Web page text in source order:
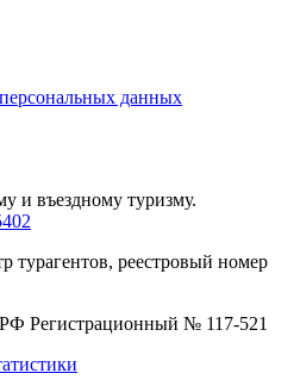
данных
и въездному туризму.
турагентов, реестровый номер
Pегистрационный № 117-521